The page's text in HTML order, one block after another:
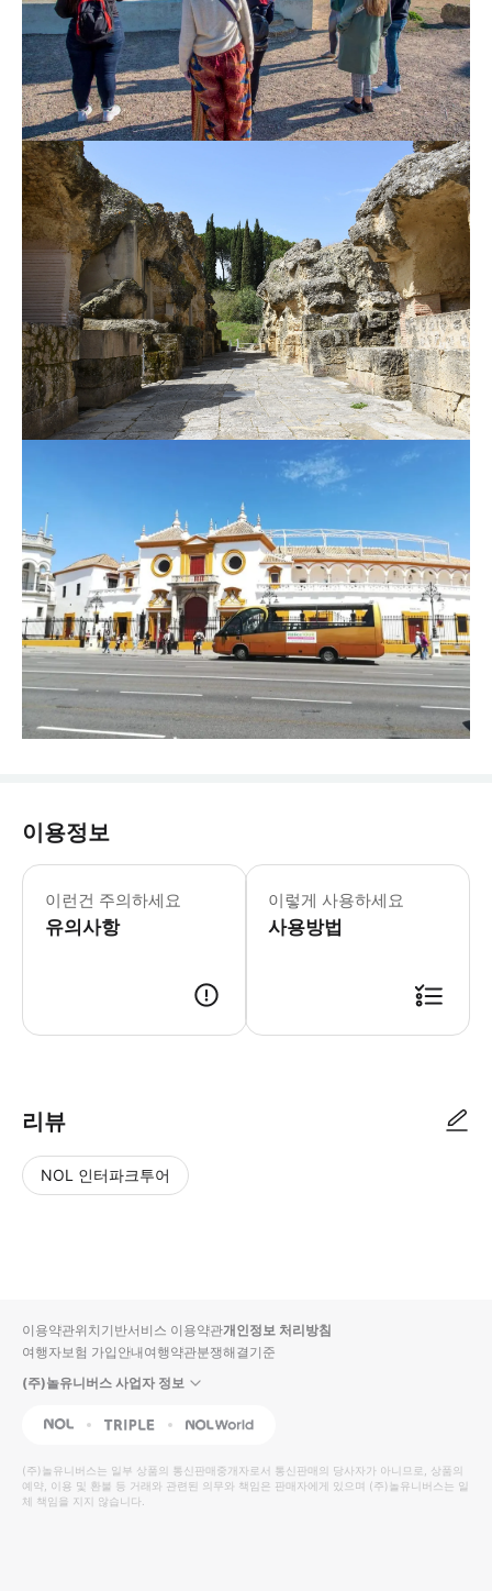
이용정보
이런건 주의하세요
유의사항
이렇게 사용하세요
사용방법
리뷰
NOL 인터파크투어
입니
다.
높
은
순
동
영
상
순
상
이용약관위치기반서비스 이용약관개인정보 처리방침
여행자보험 가입안내여행약관분쟁해결기준
(주)놀유니버스 사업자 정보
NOL Triple Interpark Global
(주)놀유니버스는 일부 상품의 통신판매중개자로서 통신판매의 당사자가 아니므로, 상품의
예약, 이용 및 환불 등 거래와 관련된 의무와 책임은 판매자에게 있으며 (주)놀유니버스는 일
체 책임을 지지 않습니다.